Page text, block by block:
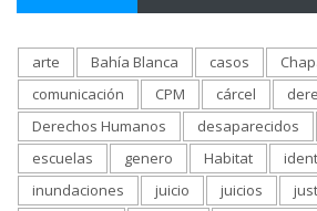
arte Bahía Blanca casos
comunicación
CPM cárcel
Derechos Humanos
desaparecidos
escuelas
genero Habitat
inundaciones
juicio juicios